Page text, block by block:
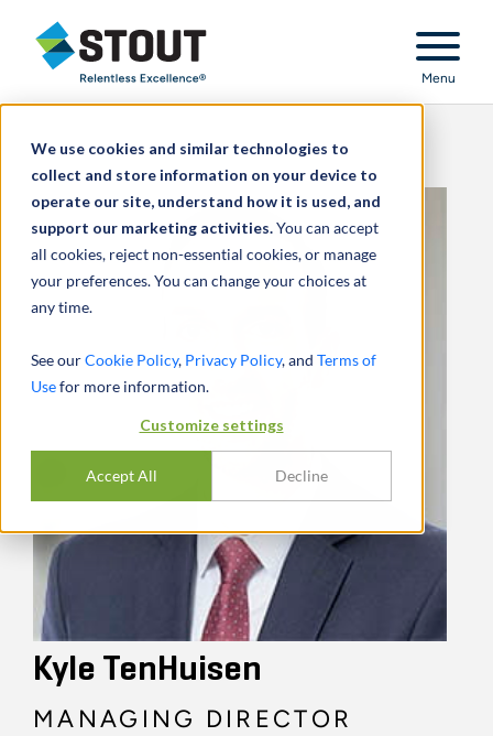
We use cookies and similar technologies to
collect and store information on your device to
operate our site, understand how it is used, and
support our marketing activities.You can accept
all cookies, reject non-essential cookies, or manage
your preferences. You can change your choices at
any time.
See ourCookie Policy, Privacy Policy, and Terms of
Usefor more information.
Customize settings
Accept All Decline
Stout Relentless Excellence
Menu
Kyle TenHuisen
MANAGING DIRECTOR